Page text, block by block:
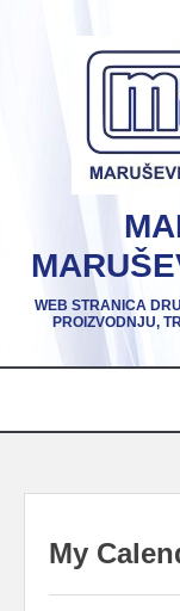
WEB STRANICA
PROIZVODNJU,
Skip
content
My